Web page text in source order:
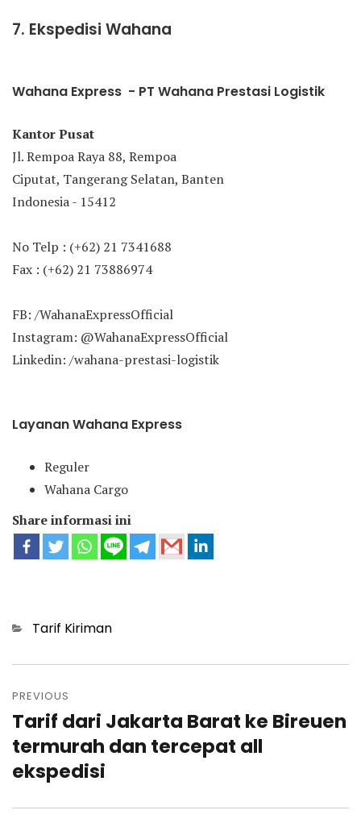
7. Ekspedisi Wahana
Wahana Express - PT Wahana Prestasi Logistik
Kantor Pusat
Jl. Rempoa Raya 88, Rempoa
Ciputat, Tangerang Selatan, Banten
Indonesia - 15412
No Telp : (+62) 21 7341688
Fax : (+62) 21 73886974
FB: /WahanaExpressOfficial
Instagram: @WahanaExpressOfficial
Linkedin: /wahana-prestasi-logistik
Layanan Wahana Express
Reguler
Wahana Cargo
Share informasi ini
Categories
Tarif Kiriman
navigation
PREVIOUS
Previous
post:
Tarif dari Jakarta Barat ke Bireuen
termurah dan tercepat all
ekspedisi